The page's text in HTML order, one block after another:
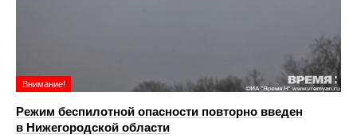
Внимание!
Режим беспилотной опасности повторно введен
в Нижегородской области